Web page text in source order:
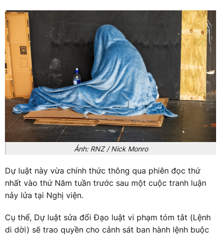
Ảnh: RNZ / Nick Monro
Dự luật này vừa chính thức thông qua phiên đọc thứ
nhất vào thứ Năm tuần trước sau một cuộc tranh luận
nảy lửa tại Nghị viện.
Cụ thể, Dự luật sửa đổi Đạo luật vi phạm tóm tắt (Lệnh
di dời) sẽ trao quyền cho cảnh sát ban hành lệnh buộc